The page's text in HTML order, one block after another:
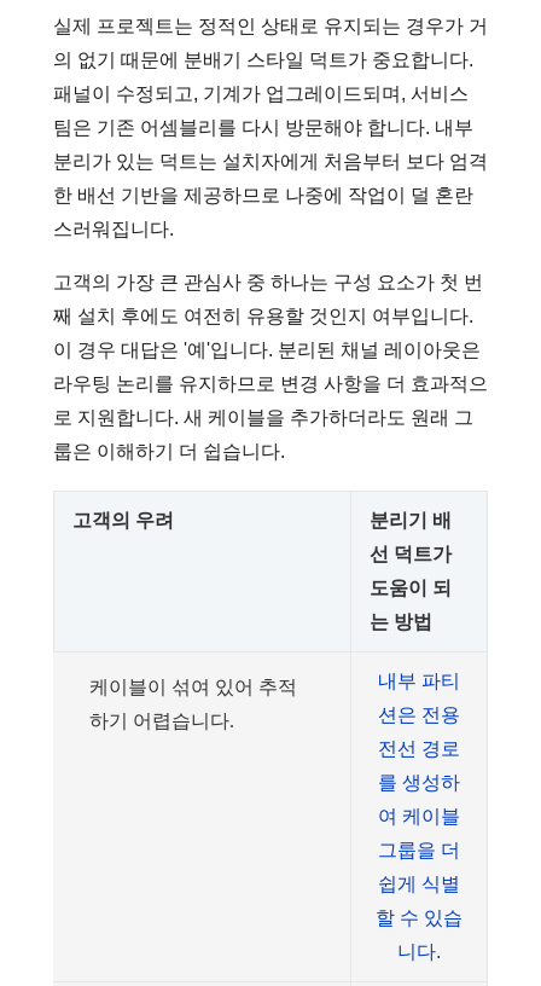
실제 프로젝트는 정적인 상태로 유지되는 경우가 거
의 없기 때문에 분배기 스타일 덕트가 중요합니다.
패널이 수정되고, 기계가 업그레이드되며, 서비스
팀은 기존 어셈블리를 다시 방문해야 합니다. 내부
분리가 있는 덕트는 설치자에게 처음부터 보다 엄격
한 배선 기반을 제공하므로 나중에 작업이 덜 혼란
스러워집니다.
고객의 가장 큰 관심사 중 하나는 구성 요소가 첫 번
째 설치 후에도 여전히 유용할 것인지 여부입니다.
이 경우 대답은 '예'입니다. 분리된 채널 레이아웃은
라우팅 논리를 유지하므로 변경 사항을 더 효과적으
로 지원합니다. 새 케이블을 추가하더라도 원래 그
룹은 이해하기 더 쉽습니다.
고객의 우려
분리기 배
선 덕트가
도움이 되
는 방법
케이블이 섞여 있어 추적
하기 어렵습니다.
내부 파티
션은 전용
전선 경로
를 생성하
여 케이블
그룹을 더
쉽게 식별
할 수 있습
니다.